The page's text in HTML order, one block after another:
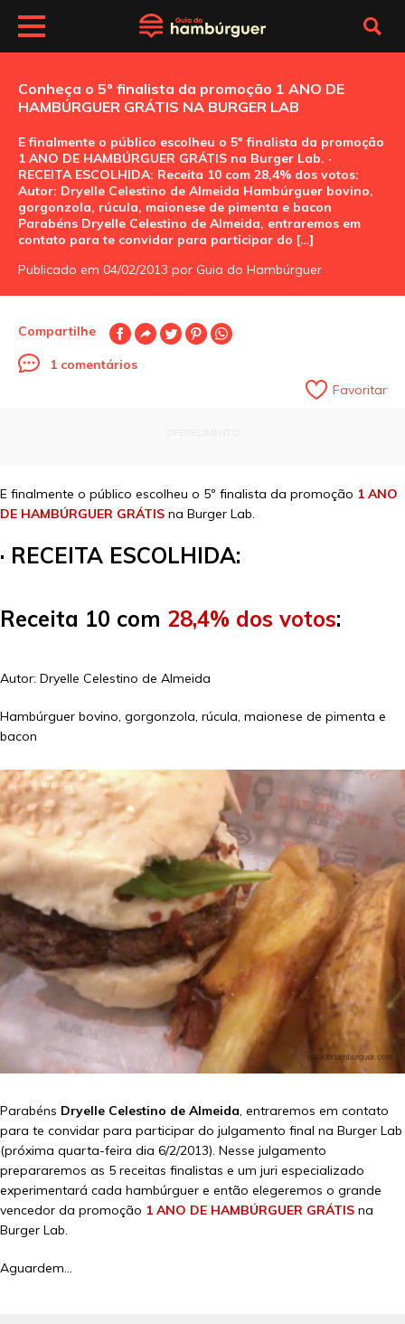
Conheça o 5º finalista da promoção 1 ANO DE
HAMBÚRGUER GRÁTIS NA BURGER LAB
E finalmente o público escolheu o 5º finalista da promoção
1 ANO DE HAMBÚRGUER GRÁTIS na Burger Lab. ·
RECEITA ESCOLHIDA: Receita 10 com 28,4% dos votos:
Autor: Dryelle Celestino de Almeida Hambúrguer bovino,
gorgonzola, rúcula, maionese de pimenta e bacon
Parabéns Dryelle Celestino de Almeida, entraremos em
contato para te convidar para participar do […]
Publicado em 04/02/2013 por Guia do Hambúrguer
Compartilhe
1 comentários
Favoritar
E finalmente o público escolheu o 5º finalista da promoção 1 ANO
DE HAMBÚRGUER GRÁTIS na Burger Lab.
· RECEITA ESCOLHIDA:
Receita 10 com 28,4% dos votos:
Autor: Dryelle Celestino de Almeida
Hambúrguer bovino, gorgonzola, rúcula, maionese de pimenta e
bacon
Parabéns Dryelle Celestino de Almeida , entraremos em contato
para te convidar para participar do julgamento final na Burger Lab
(próxima quarta-feira dia 6/2/2013). Nesse julgamento
prepararemos as 5 receitas finalistas e um juri especializado
experimentará cada hambúrguer e então elegeremos o grande
vencedor da promoção 1 ANO DE HAMBÚRGUER GRÁTIS na
Burger Lab.
Aguardem…